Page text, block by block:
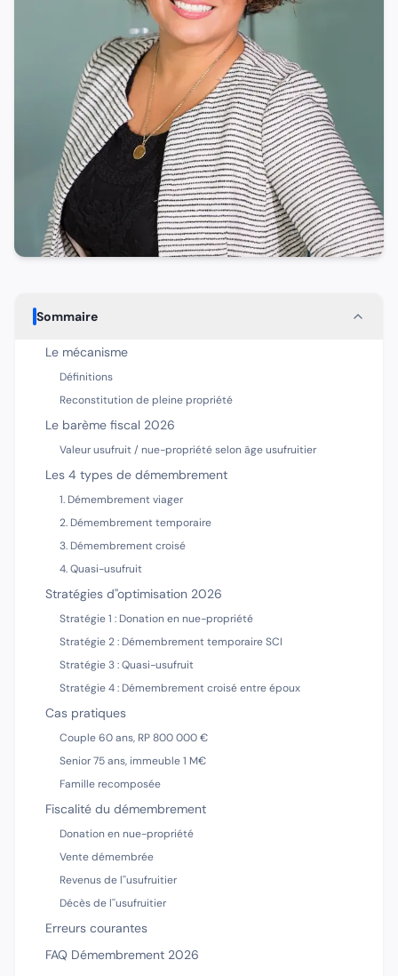
Sommaire
Le mécanisme
Définitions
Reconstitution de pleine propriété
Le barème fiscal 2026
Valeur usufruit / nue-propriété selon âge usufruitier
Les 4 types de démembrement
1. Démembrement viager
2. Démembrement temporaire
3. Démembrement croisé
4. Quasi-usufruit
Stratégies d''optimisation 2026
Stratégie 1 : Donation en nue-propriété
Stratégie 2 : Démembrement temporaire SCI
Stratégie 3 : Quasi-usufruit
Stratégie 4 : Démembrement croisé entre époux
Cas pratiques
Couple 60 ans, RP 800 000 €
Senior 75 ans, immeuble 1 M€
Famille recomposée
Fiscalité du démembrement
Donation en nue-propriété
Vente démembrée
Revenus de l''usufruitier
Décès de l''usufruitier
Erreurs courantes
FAQ Démembrement 2026